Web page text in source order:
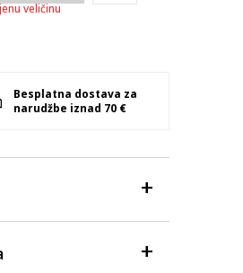
veličinu
Besplatna dostava za
narudžbe iznad 70 €